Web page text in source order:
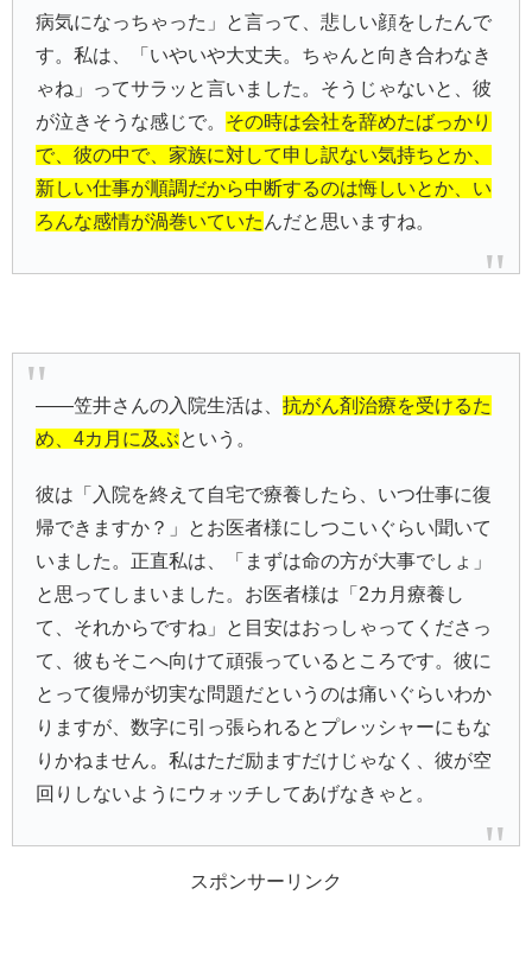
病気になっちゃった」と言って、悲しい顔をしたんで
す。私は、「いやいや大丈夫。ちゃんと向き合わなき
ゃね」ってサラッと言いました。そうじゃないと、彼
が泣きそうな感じで。 その時は会社を辞めたばっかり
で、彼の中で、家族に対して申し訳ない気持ちとか、
新しい仕事が順調だから中断するのは悔しいとか、い
ろんな感情が渦巻いていた んだと思いますね。
――笠井さんの入院生活は、抗がん剤治療を受けるた
め、4カ月に及ぶという。
彼は「入院を終えて自宅で療養したら、いつ仕事に復
帰できますか？」とお医者様にしつこいぐらい聞いて
いました。正直私は、「まずは命の方が大事でしょ」
と思ってしまいました。お医者様は「2カ月療養し
て、それからですね」と目安はおっしゃってくださっ
て、彼もそこへ向けて頑張っているところです。彼に
とって復帰が切実な問題だというのは痛いぐらいわか
りますが、数字に引っ張られるとプレッシャーにもな
りかねません。私はただ励ますだけじゃなく、彼が空
回りしないようにウォッチしてあげなきゃと。
スポンサーリンク